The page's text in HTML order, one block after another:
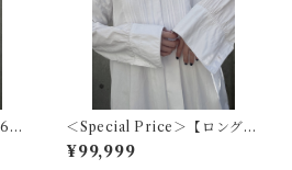
ス
＜Special Price＞【ロングカ
ラーフレンチ】1920s フラン
スアンティークドレスシャツ
¥99,999